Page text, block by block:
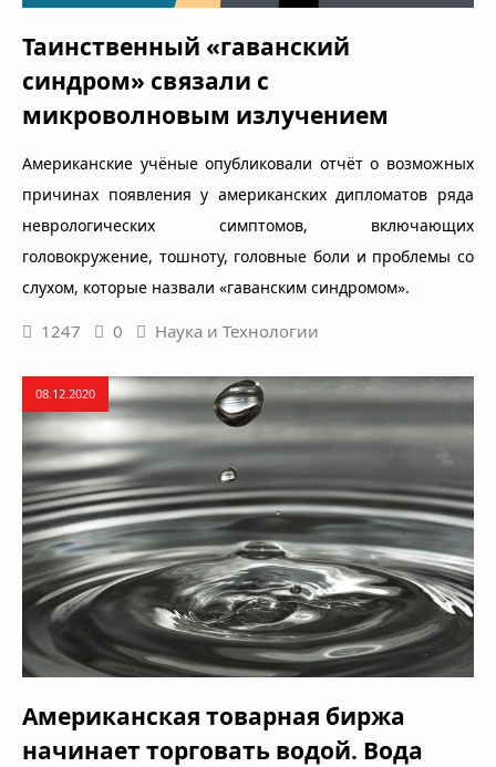
Таинственный «гаванский
синдром» связали с
микроволновым излучением
Американские учёные опубликовали отчёт о возможных
причинах появления у американских дипломатов ряда
неврологических симптомов, включающих
головокружение, тошноту, головные боли и проблемы со
слухом, которые назвали «гаванским синдромом».
1247 0 Наука и Технологии
08.12.2020
Американская товарная биржа
начинает торговать водой. Вода